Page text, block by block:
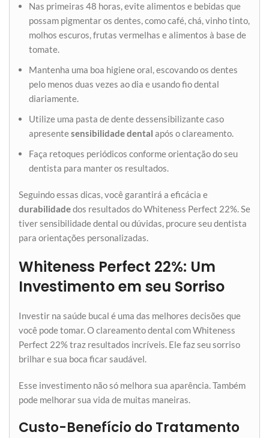
Nas primeiras 48 horas, evite alimentos e bebidas que
possam pigmentar os dentes, como café, chá, vinho tinto,
molhos escuros, frutas vermelhas e alimentos à base de
tomate.
Mantenha uma boa higiene oral, escovando os dentes
pelo menos duas vezes ao dia e usando fio dental
diariamente.
Utilize uma pasta de dente dessensibilizante caso
apresentesensibilidade dental após o clareamento.
Faça retoques periódicos conforme orientação do seu
dentista para manter os resultados.
Seguindo essas dicas, você garantirá a eficácia e
durabilidadedos resultados do Whiteness Perfect 22%. Se
tiver sensibilidade dental ou dúvidas, procure seu dentista
para orientações personalizadas.
Whiteness Perfect 22%: Um
Investimento em seu Sorriso
Investir na saúde bucal é uma das melhores decisões que
você pode tomar. O clareamento dental com Whiteness
Perfect 22% traz resultados incríveis. Ele faz seu sorriso
brilhar e sua boca ficar saudável.
Esse investimento não só melhora sua aparência. Também
pode melhorar sua vida de muitas maneiras.
Custo-Benefício do Tratamento